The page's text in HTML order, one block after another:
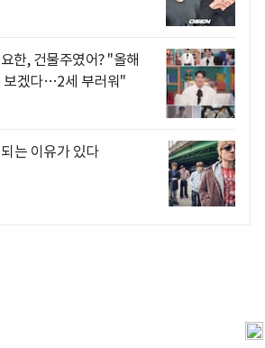
한, 건물주였어? "올해
보겠다…2세 부러워"
는 이유가 있다